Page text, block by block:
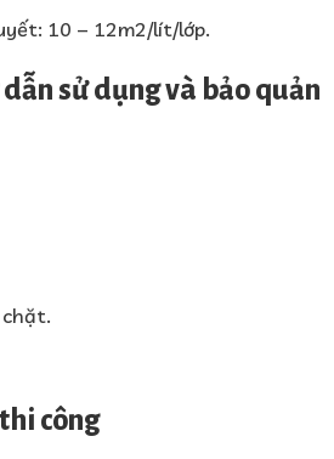
10 – 12m2/lít/lớp.
sử dụng và bảo quản
công